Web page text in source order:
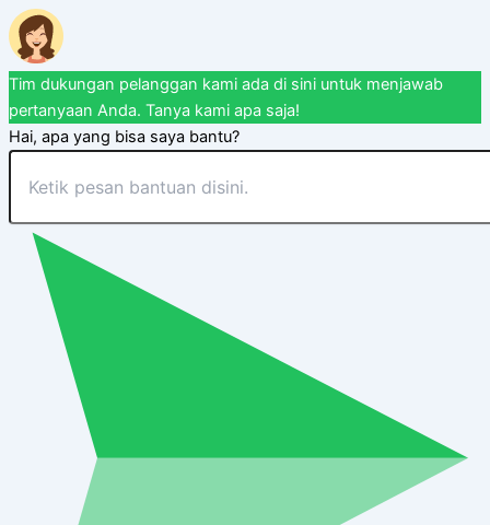
Tim dukungan pelanggan kami ada di sini untuk menjawab
pertanyaan Anda. Tanya kami apa saja!
Hai, apa yang bisa saya bantu?